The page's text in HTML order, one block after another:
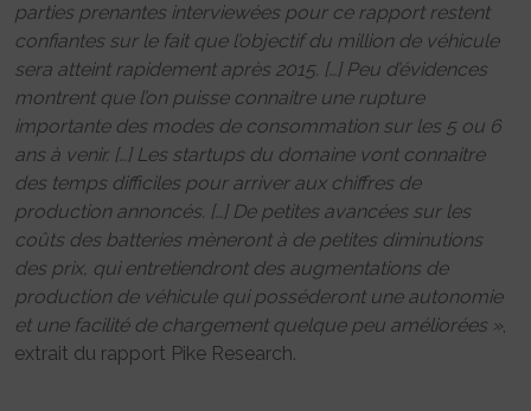
parties prenantes interviewées pour ce rapport restent
confiantes sur le fait que l’objectif du million de véhicule
sera atteint rapidement après 2015. […] Peu d’évidences
montrent que l’on puisse connaitre une rupture
importante des modes de consommation sur les 5 ou 6
ans à venir. […] Les startups du domaine vont connaitre
des temps difficiles pour arriver aux chiffres de
production annoncés. […] De petites avancées sur les
coûts des batteries mèneront à de petites diminutions
des prix, qui entretiendront des augmentations de
production de véhicule qui posséderont une autonomie
et une facilité de chargement quelque peu améliorées »,
extrait du rapport Pike Research.